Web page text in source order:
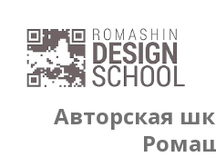
Авторская